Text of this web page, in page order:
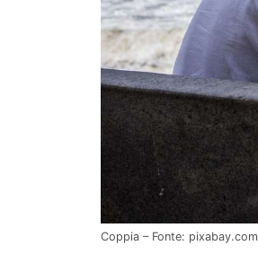
Coppia – Fonte: pixabay.com